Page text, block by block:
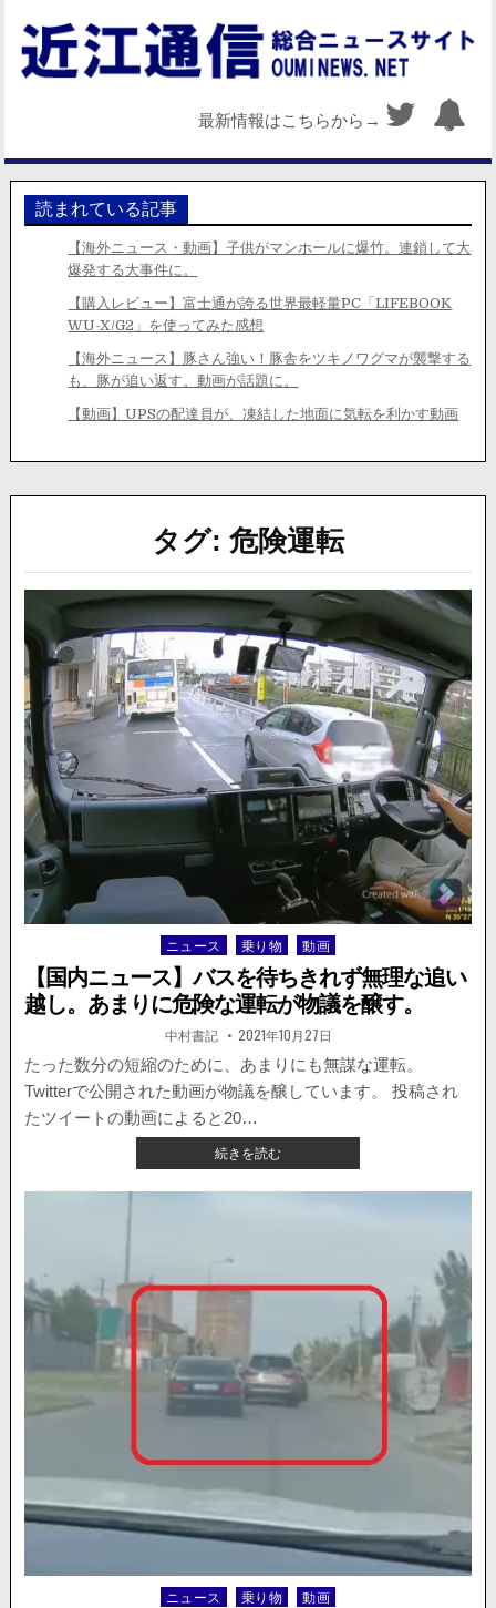
最新情報はこちらから→
読まれている記事
【海外ニュース・動画】子供がマンホールに爆竹。連鎖して大
爆発する大事件に。
【購入レビュー】富士通が誇る世界最軽量PC「LIFEBOOK
WU-X/G2」を使ってみた感想
【海外ニュース】豚さん強い！豚舎をツキノワグマが襲撃する
も、豚が追い返す。動画が話題に。
【動画】UPSの配達員が、凍結した地面に気転を利かす動画
タグ: 危険運転
Posted
in
ニュース 乗り物 動画
【国内ニュース】バスを待ちきれず無理な追い
越し。あまりに危険な運転が物議を醸す。
著
者:
中村書記 掲
載
日：
2021年10月27日
たった数分の短縮のために、あまりにも無謀な運転。
Twitterで公開された動画が物議を醸しています。 投稿され
たツイートの動画によると20…
続きを読む【国
内
ニ
ス
ち
き
れ
理
い
越
し。
あ
Posted
ニュース 乗り物 動画